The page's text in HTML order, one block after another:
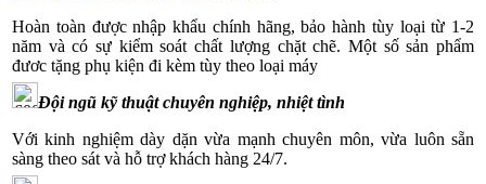
Hoàn toàn được nhập khẩu chính hãng, bảo hành tùy loại từ 1-2
năm và có sự kiểm soát chất lượng chặt chẽ. Một số sản phẩm
đươc tặng phụ kiện đi kèm tùy theo loại máy
Đội ngũ kỹ thuật chuyên nghiệp, nhiệt tình
Với kinh nghiệm dày dặn vừa mạnh chuyên môn, vừa luôn sẵn
sàng theo sát và hỗ trợ khách hàng 24/7.